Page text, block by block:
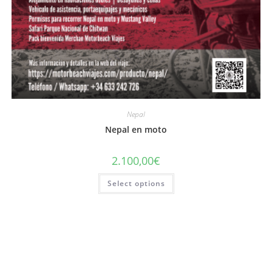
Nepal
Nepal en moto
2.100,00€
Select options